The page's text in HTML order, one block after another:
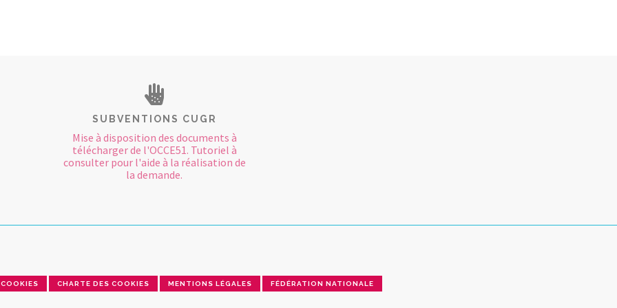
SUBVENTIONS CUGR
Mise à disposition des documents à
télécharger de l'OCCE51. Tutoriel à
consulter pour l'aide à la réalisation de
la demande.
COOKIES CHARTE DES COOKIES MENTIONS LÉGALES FÉDÉRATION NATIONALE